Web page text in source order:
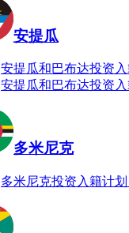
安提瓜
安提瓜和巴布达投资入
安提瓜和巴布达投资入
多米尼克
多米尼克投资入籍计划